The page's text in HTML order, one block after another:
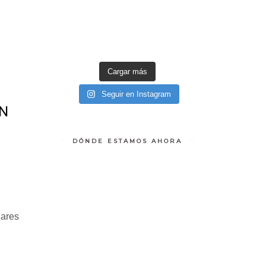
Cargar más
Seguir en Instagram
DÓNDE ESTAMOS AHORA